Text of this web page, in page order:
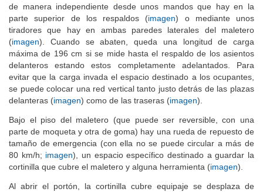
de manera independiente desde unos mandos que hay en la
parte superior de los respaldos (imagen) o mediante unos
tiradores que hay en ambas paredes laterales del maletero
(imagen). Cuando se abaten, queda una longitud de carga
máxima de 196 cm si se mide hasta el respaldo de los asientos
delanteros estando estos completamente adelantados. Para
evitar que la carga invada el espacio destinado a los ocupantes,
se puede colocar una red vertical tanto justo detrás de las plazas
delanteras (imagen) como de las traseras (imagen).
Bajo el piso del maletero (que puede ser reversible, con una
parte de moqueta y otra de goma) hay una rueda de repuesto de
tamaño de emergencia (con ella no se puede circular a más de
80 km/h; imagen), un espacio específico destinado a guardar la
cortinilla que cubre el maletero y alguna herramienta (imagen).
Al abrir el portón, la cortinilla cubre equipaje se desplaza de